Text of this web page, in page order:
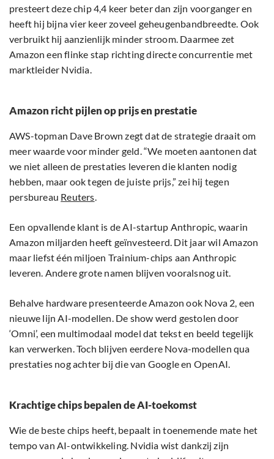
presteert deze chip 4,4 keer beter dan zijn voorganger en
heeft hij bijna vier keer zoveel geheugenbandbreedte. Ook
verbruikt hij aanzienlijk minder stroom. Daarmee zet
Amazon een flinke stap richting directe concurrentie met
marktleider Nvidia.
Amazon richt pijlen op prijs en prestatie
AWS-topman Dave Brown zegt dat de strategie draait om
meer waarde voor minder geld. “We moeten aantonen dat
we niet alleen de prestaties leveren die klanten nodig
hebben, maar ook tegen de juiste prijs,” zei hij tegen
persbureau Reuters.
Een opvallende klant is de AI-startup Anthropic, waarin
Amazon miljarden heeft geïnvesteerd. Dit jaar wil Amazon
maar liefst één miljoen Trainium-chips aan Anthropic
leveren. Andere grote namen blijven vooralsnog uit.
Behalve hardware presenteerde Amazon ook Nova 2, een
nieuwe lijn AI-modellen. De show werd gestolen door
‘Omni’, een multimodaal model dat tekst en beeld tegelijk
kan verwerken. Toch blijven eerdere Nova-modellen qua
prestaties nog achter bij die van Google en OpenAI.
Krachtige chips bepalen de AI-toekomst
Wie de beste chips heeft, bepaalt in toenemende mate het
tempo van AI-ontwikkeling. Nvidia wist dankzij zijn